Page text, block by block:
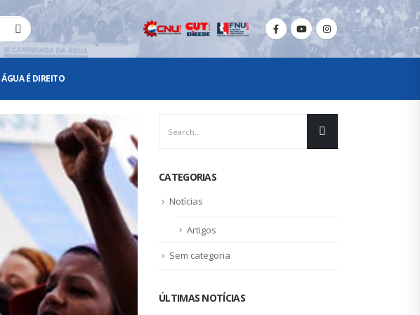
ÁGUA É DIREITO
CATEGORIAS
Notícias
Artigos
Sem categoria
ÚLTIMAS NOTÍCIAS